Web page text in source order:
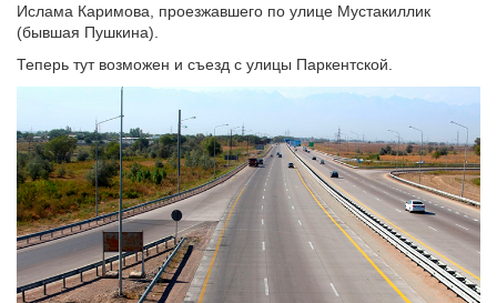
Ислама Каримова, проезжавшего по улице Мустакиллик
(бывшая Пушкина).
Теперь тут возможен и съезд с улицы Паркентской.